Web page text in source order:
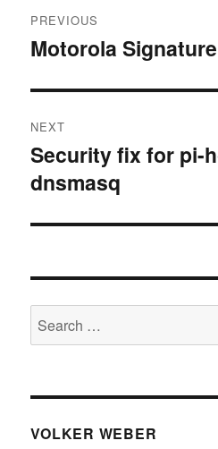
navigation
PREVIOUS
Previous
Motorola
NEXT
Next
post:
Security fix for pi-
dnsmasq
Search
for:
VOLKER WEBER